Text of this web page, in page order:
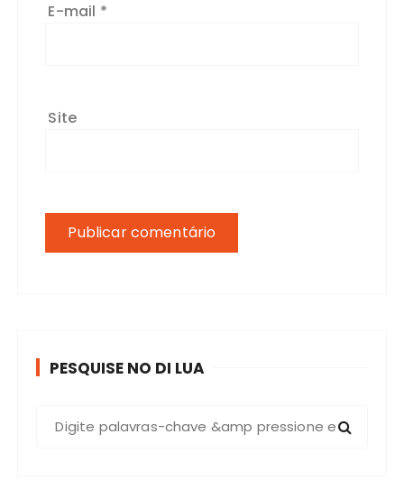
E-mail *
Site
PESQUISE NO DI LUA